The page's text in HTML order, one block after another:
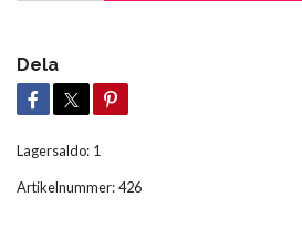
Dela
Lagersaldo: 1
Artikelnummer:426